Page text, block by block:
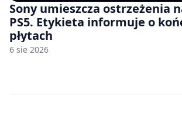
Sony umieszcza ostrzeżenia
PS5. Etykieta informuje o
płytach
6 sie 2026